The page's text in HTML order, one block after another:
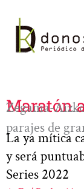
contenido
Maratón
Zegama-
parajes de
La ya mítica
y será
Series 2022